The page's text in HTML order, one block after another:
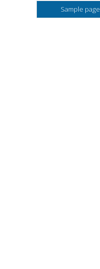
Sample page